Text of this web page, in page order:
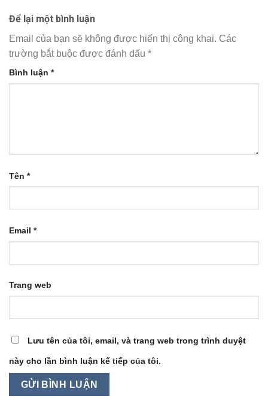
Để lại một bình luận
Email của bạn sẽ không được hiển thị công khai. Các
trường bắt buộc được đánh dấu *
Bình luận *
Tên *
Email *
Trang web
Lưu tên của tôi, email, và trang web trong trình duyệt
này cho lần bình luận kế tiếp của tôi.